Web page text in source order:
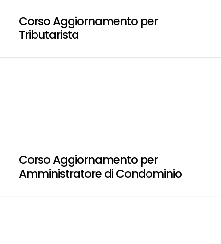
Corso Aggiornamento per
Tributarista
Corso Aggiornamento per
Amministratore di Condominio